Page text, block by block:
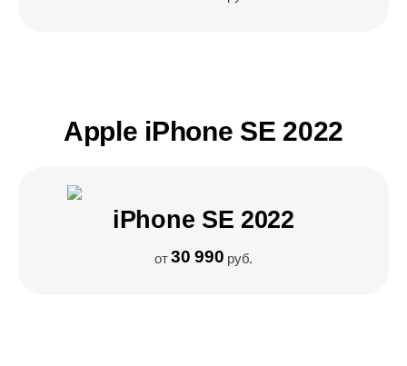
Apple iPhone SE 2022
iPhone SE 2022
от30 990 руб.